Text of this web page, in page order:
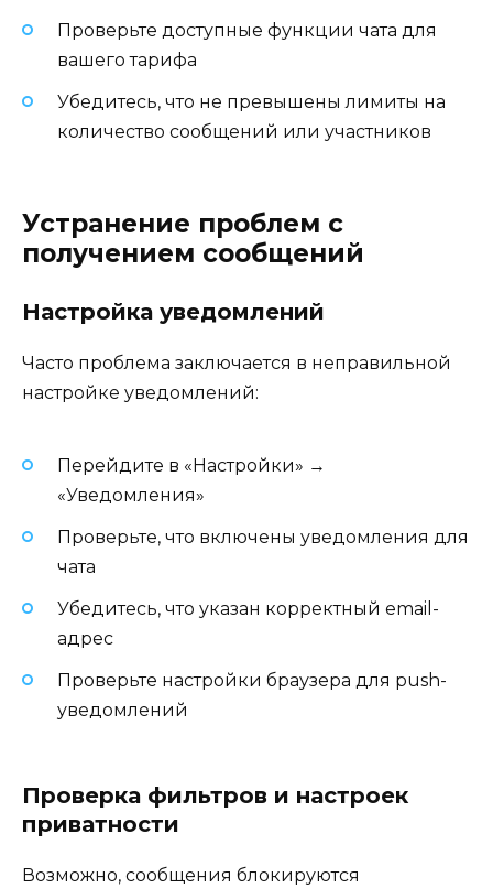
Проверьте доступные функции чата для
вашего тарифа
Убедитесь, что не превышены лимиты на
количество сообщений или участников
Устранение проблем с
получением сообщений
Настройка уведомлений
Часто проблема заключается в неправильной
настройке уведомлений:
Перейдите в «Настройки» →
«Уведомления»
Проверьте, что включены уведомления для
чата
Убедитесь, что указан корректный email-
адрес
Проверьте настройки браузера для push-
уведомлений
Проверка фильтров и настроек
приватности
Возможно, сообщения блокируются